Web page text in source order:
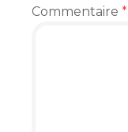
Commentaire *